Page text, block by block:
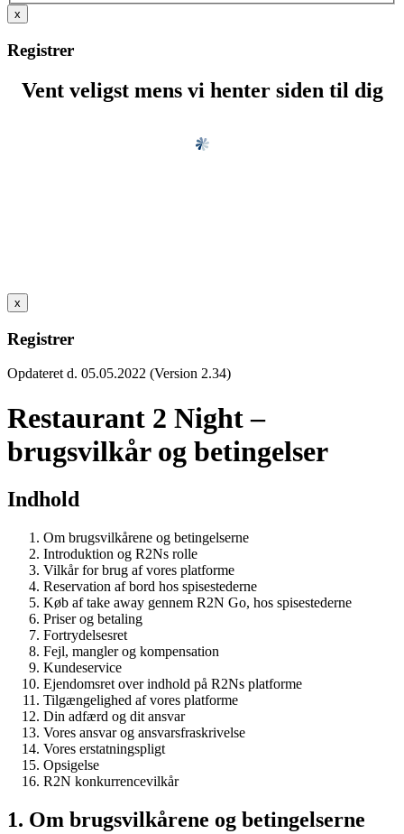
x
Registrer
Vent veligst mens vi henter siden til dig
x
Registrer
Opdateret d. 05.05.2022 (Version 2.34)
Restaurant 2 Night –
brugsvilkår og betingelser
Indhold
Om brugsvilkårene og betingelserne
Introduktion og R2Ns rolle
Vilkår for brug af vores platforme
Reservation af bord hos spisestederne
Køb af take away gennem R2N Go, hos spisestederne
Priser og betaling
Fortrydelsesret
Fejl, mangler og kompensation
Kundeservice
Ejendomsret over indhold på R2Ns platforme
Tilgængelighed af vores platforme
Din adfærd og dit ansvar
Vores ansvar og ansvarsfraskrivelse
Vores erstatningspligt
Opsigelse
R2N konkurrencevilkår
1. Om brugsvilkårene og betingelserne